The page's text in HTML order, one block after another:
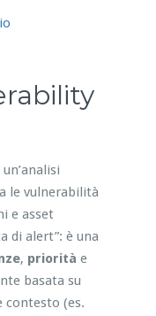
un’analisi
le vulnerabilità
e asset
di alert”: è una
, priorità e
basata su
(es.